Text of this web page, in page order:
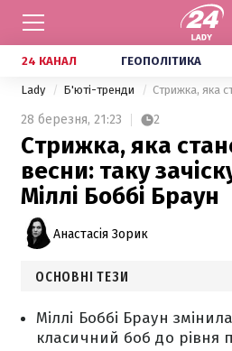
24 КАНАЛ ГЕОПОЛІТИКА
Lady Б'юті-тренди
28 березня, 21:23 2
Стрижка, яка
весни: таку
Міллі Боббі Браун
Анастасія Зорик
ОСНОВНІ ТЕЗИ
Міллі Боббі Браун
класичний боб до рівня